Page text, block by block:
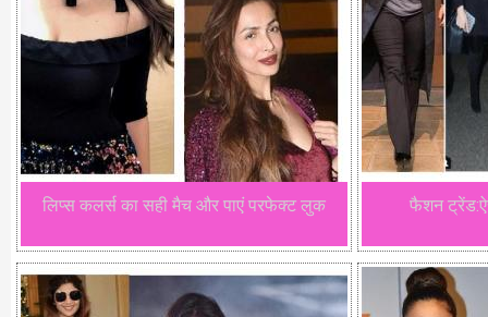
लिप्स कलर्स का सही मैच और पाएं परफेक्ट लुक फैशन